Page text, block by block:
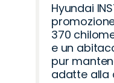
Hyundai
370
e un
pur
adatte alla